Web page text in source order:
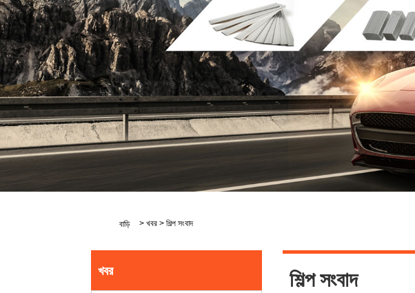
বাড়ি > খবর > শিল্প সংবাদ
খবর শিল্প সংবাদ